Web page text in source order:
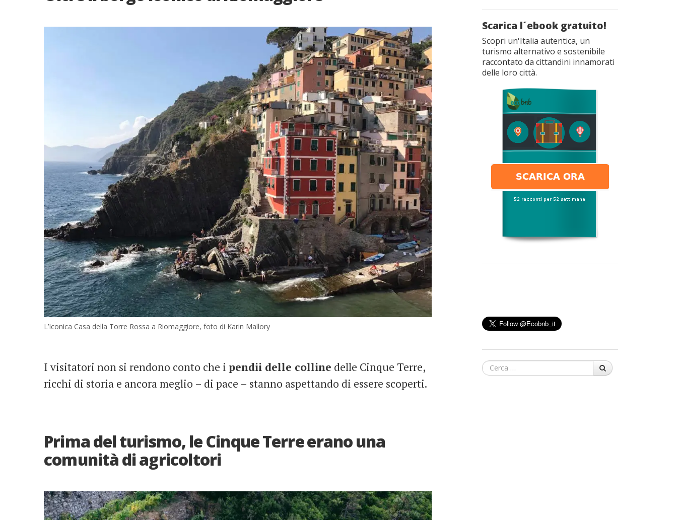
L’Iconica Casa della Torre Rossa a Riomaggiore, foto di Karin Mallory
I visitatori non si rendono conto che i pendii delle colline delle Cinque Terre,
ricchi di storia e ancora meglio – di pace – stanno aspettando di essere scoperti.
Prima del turismo, le Cinque Terre erano una
comunità di agricoltori
Scarica l´ebook gratuito!
Scopri un'Italia autentica, un
turismo alternativo e sostenibile
raccontato da cittandini innamorati
delle loro città.
Cerca